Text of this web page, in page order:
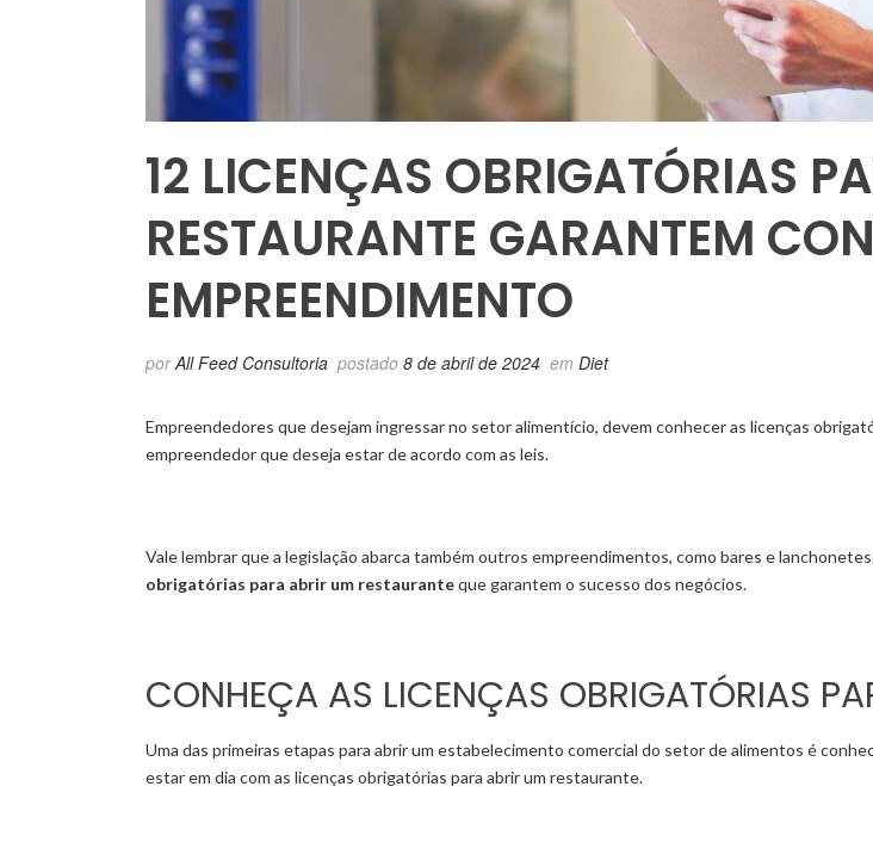
12 LICENÇAS OBRIGATÓRIAS
RESTAURANTE GARANTEM
EMPREENDIMENTO
porAll Feed Consultoria postado 8 de abril de 2024 em Diet
Empreendedores que desejam ingressar no setor alimentício, devem conhecer as licenças
empreendedor que deseja estar de acordo com as leis.
Vale lembrar que a legislação abarca também outros empreendimentos, como bares e
obrigatórias para abrir um restauranteque garantem o sucesso dos negócios.
CONHEÇA AS LICENÇAS OBRIGATÓRIAS
Uma das primeiras etapas para abrir um estabelecimento comercial do setor de alimentos é
estar em dia com as licenças obrigatórias para abrir um restaurante.